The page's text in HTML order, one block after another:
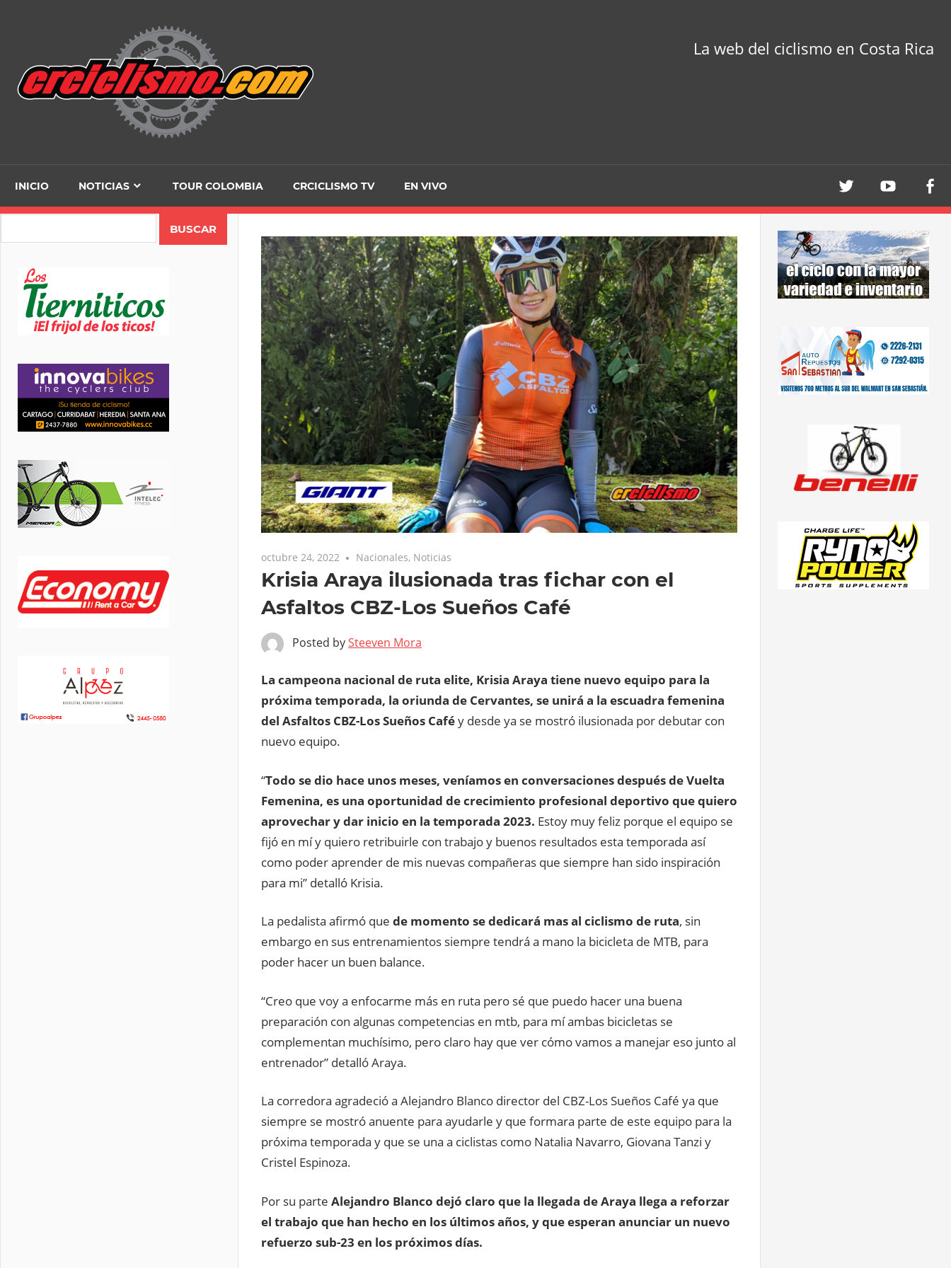
La web del ciclismo en Costa Rica
INICIO NOTICIAS TOUR COLOMBIA CRCICLISMO TV EN VIVO
octubre 24, 2022 Nacionales, Noticias
Krisia Araya ilusionada tras fichar con el
Asfaltos CBZ-Los Sueños Café
Posted bySteeven Mora
La campeona nacional de ruta elite, Krisia Araya tiene nuevo equipo para la
próxima temporada, la oriunda de Cervantes, se unirá a la escuadra femenina
del Asfaltos CBZ-Los Sueños Caféy desde ya se mostró ilusionada por debutar con
nuevo equipo.
“Todo se dio hace unos meses, veníamos en conversaciones después de Vuelta
Femenina, es una oportunidad de crecimiento profesional deportivo que quiero
aprovechar y dar inicio en la temporada 2023. Estoy muy feliz porque el equipo se
fijó en mí y quiero retribuirle con trabajo y buenos resultados esta temporada así
como poder aprender de mis nuevas compañeras que siempre han sido inspiración
para mi” detalló Krisia.
La pedalista afirmó que de momento se dedicará mas al ciclismo de ruta, sin
embargo en sus entrenamientos siempre tendrá a mano la bicicleta de MTB, para
poder hacer un buen balance.
“Creo que voy a enfocarme más en ruta pero sé que puedo hacer una buena
preparación con algunas competencias en mtb, para mí ambas bicicletas se
complementan muchísimo, pero claro hay que ver cómo vamos a manejar eso junto al
entrenador” detalló Araya.
La corredora agradeció a Alejandro Blanco director del CBZ-Los Sueños Café ya que
siempre se mostró anuente para ayudarle y que formara parte de este equipo para la
próxima temporada y que se una a ciclistas como Natalia Navarro, Giovana Tanzi y
Cristel Espinoza.
Por su parte Alejandro Blanco dejó claro que la llegada de Araya llega a reforzar
el trabajo que han hecho en los últimos años, y que esperan anunciar un nuevo
refuerzo sub-23 en los próximos días.